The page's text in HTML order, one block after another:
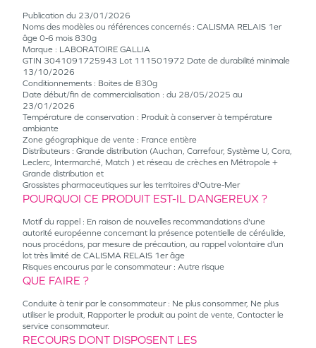
Publication du 23/01/2026
Noms des modèles ou références concernés : CALISMA RELAIS 1er
âge 0-6 mois 830g
Marque : LABORATOIRE GALLIA
GTIN 3041091725943 Lot 111501972 Date de durabilité minimale
13/10/2026
Conditionnements : Boites de 830g
Date début/fin de commercialisation : du 28/05/2025 au
23/01/2026
Température de conservation : Produit à conserver à température
ambiante
Zone géographique de vente : France entière
Distributeurs : Grande distribution (Auchan, Carrefour, Système U, Cora,
Leclerc, Intermarché, Match ) et réseau de crèches en Métropole +
Grande distribution et
Grossistes pharmaceutiques sur les territoires d'Outre-Mer
POURQUOI CE PRODUIT EST-IL DANGEREUX ?
Motif du rappel : En raison de nouvelles recommandations d'une
autorité européenne concernant la présence potentielle de céréulide,
nous procédons, par mesure de précaution, au rappel volontaire d’un
lot très limité de CALISMA RELAIS 1er âge
Risques encourus par le consommateur : Autre risque
QUE FAIRE ?
Conduite à tenir par le consommateur : Ne plus consommer, Ne plus
utiliser le produit, Rapporter le produit au point de vente, Contacter le
service consommateur.
RECOURS DONT DISPOSENT LES